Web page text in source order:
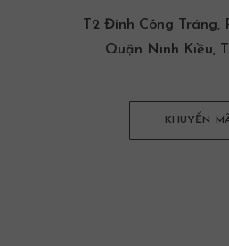
T2 Đinh Công Tráng,
Quận Ninh Kiều,
KHUYẾN